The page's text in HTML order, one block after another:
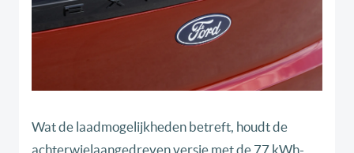
Wat de laadmogelijkheden betreft, houdt de
achterwielaangedreven versie met de 77 kWh-